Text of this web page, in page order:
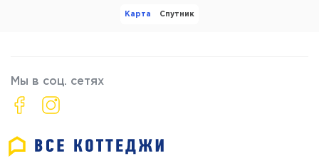
Карта Спутник
Мы в соц. сетях